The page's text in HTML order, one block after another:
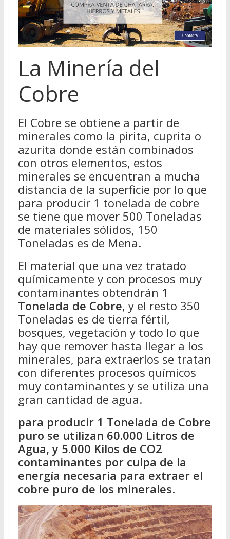
La Minería del
Cobre
El Cobre se obtiene a partir de
minerales como la pirita, cuprita o
azurita donde están combinados
con otros elementos, estos
minerales se encuentran a mucha
distancia de la superficie por lo que
para producir 1 tonelada de cobre
se tiene que mover 500 Toneladas
de materiales sólidos, 150
Toneladas es de Mena.
El material que una vez tratado
químicamente y con procesos muy
contaminantes obtendrán 1
Tonelada de Cobre, y el resto 350
Toneladas es de tierra fértil,
bosques, vegetación y todo lo que
hay que remover hasta llegar a los
minerales, para extraerlos se tratan
con diferentes procesos químicos
muy contaminantes y se utiliza una
gran cantidad de agua.
para producir 1 Tonelada de Cobre
puro se utilizan 60.000 Litros de
Agua, y 5.000 Kilos de CO2
contaminantes por culpa de la
energía necesaria para extraer el
cobre puro de los minerales.